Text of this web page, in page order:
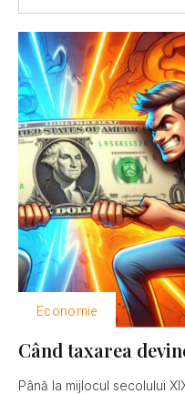
Economie
Când taxarea
Până la mijlocul secolului